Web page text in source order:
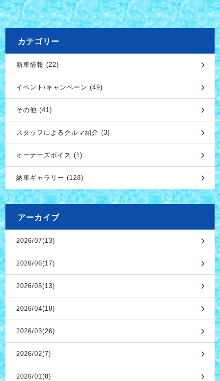
カテゴリー
新車情報 (22)
イベント/キャンペーン (49)
その他 (41)
スタッフによるクルマ紹介 (3)
オーナーズボイス (1)
納車ギャラリー (128)
アーカイブ
2026/07(13)
2026/06(17)
2026/05(13)
2026/04(18)
2026/03(26)
2026/02(7)
2026/01(8)